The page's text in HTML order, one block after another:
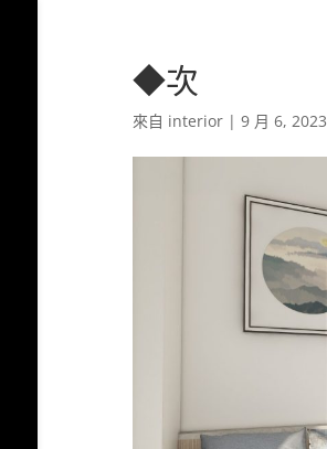
◆次
來自 interior| 9 月 6, 2023